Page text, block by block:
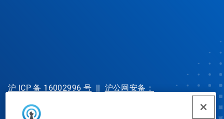
沪 ICP 备 16002996 号 || 沪公网安备：
31010702002902 号